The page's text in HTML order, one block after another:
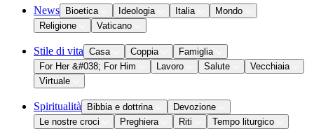
News Bioetica Ideologia Italia
Mondo
Religione
Vaticano
Stile di vita Casa Coppia
Famiglia
For Her &#038; For Him
Lavoro Salute
Vecchiaia
Virtuale
Spiritualità Bibbia e dottrina
Devozione
Le nostre croci
Preghiera Riti
Tempo liturgico